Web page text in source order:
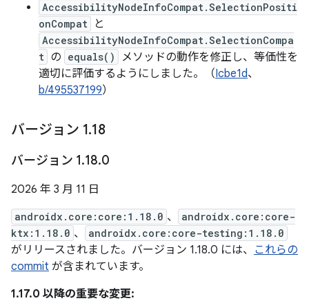
AccessibilityNodeInfoCompat.SelectionPositi
onCompat
と
AccessibilityNodeInfoCompat.SelectionCompa
t の equals()
メソッドの動作を修正し、等価性を
適切に評価するようにしました。（Icbe1d、
b/495537199）
バージョン 1.18
バージョン 1.18.0
2026 年 3 月 11 日
androidx.core:core:1.18.0 、
androidx.core:core-
ktx:1.18.0 、 androidx.core:core-testing:1.18.0
がリリースされました。バージョン 1.18.0 には、 これらの
commit が含まれています。
1.17.0 以降の重要な変更: